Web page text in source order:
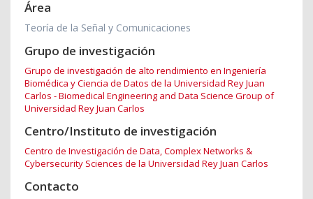
Área
Teoría de la Señal y Comunicaciones
Grupo de investigación
Grupo de investigación de alto rendimiento en Ingeniería
Biomédica y Ciencia de Datos de la Universidad Rey Juan
Carlos - Biomedical Engineering and Data Science Group of
Universidad Rey Juan Carlos
Centro/Instituto de investigación
Centro de Investigación de Data, Complex Networks &
Cybersecurity Sciences de la Universidad Rey Juan Carlos
Contacto